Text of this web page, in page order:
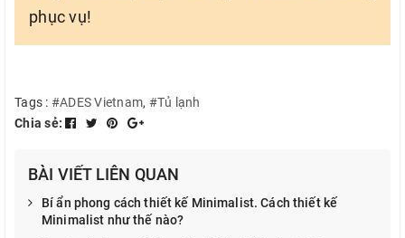
phục vụ!
Tags : #ADES Vietnam, #Tủ lạnh
Chia sẻ:
BÀI VIẾT LIÊN QUAN
Bí ẩn phong cách thiết kế Minimalist. Cách thiết kế
Minimalist như thế nào?